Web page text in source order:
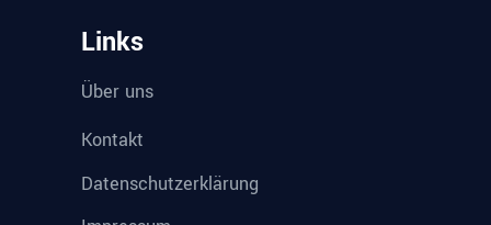
Links
Über uns
Kontakt
Datenschutzerklärung